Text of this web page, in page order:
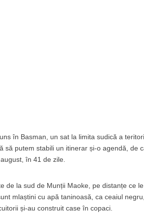
în Basman, un sat la limita sudică a
să putem stabili un itinerar și-o agendă, de
în 41 de zile.
de la sud de Munții Maoke, pe distanțe ce
mlaștini cu apă taninoasă, ca ceaiul
și-au construit case în copaci.